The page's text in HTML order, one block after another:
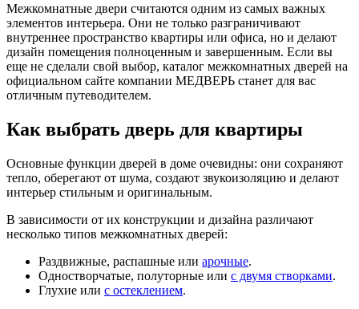
Межкомнатные двери считаются одним из самых важных
элементов интерьера. Они не только разграничивают
внутреннее пространство квартиры или офиса, но и делают
дизайн помещения полноценным и завершенным. Если вы
еще не сделали свой выбор, каталог межкомнатных дверей на
официальном сайте компании МЕДВЕРЬ станет для вас
отличным путеводителем.
Как выбрать дверь для квартиры
Основные функции дверей в доме очевидны: они сохраняют
тепло, оберегают от шума, создают звукоизоляцию и делают
интерьер стильным и оригинальным.
В зависимости от их конструкции и дизайна различают
несколько типов межкомнатных дверей:
Раздвижные, распашные или арочные.
Одностворчатые, полуторные или с двумя створками.
Глухие или с остеклением.